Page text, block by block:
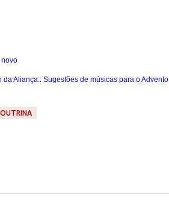
da Aliança:: Sugestões de músicas para o Advento